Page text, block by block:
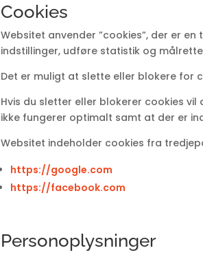
Cookies
Websitet anvender ”cookies”, der er
indstillinger, udføre statistik og
Det er muligt at slette eller blokere for
Hvis du sletter eller blokerer cookies
ikke fungerer optimalt samt at der er
Websitet indeholder cookies fra
https://google.com
https://facebook.com
Personoplysninger